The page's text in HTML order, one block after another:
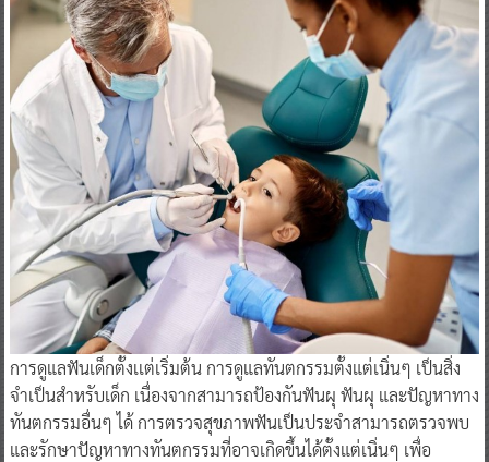
การดูแลฟันเด็กตั้งเเต่เริ่มต้น การดูแลทันตกรรมตั้งแต่เนิ่นๆ เป็นสิ่ง
จำเป็นสำหรับเด็ก เนื่องจากสามารถป้องกันฟันผุ ฟันผุ และปัญหาทาง
ทันตกรรมอื่นๆ ได้ การตรวจสุขภาพฟันเป็นประจำสามารถตรวจพบ
และรักษาปัญหาทางทันตกรรมที่อาจเกิดขึ้นได้ตั้งแต่เนิ่นๆ เพื่อ